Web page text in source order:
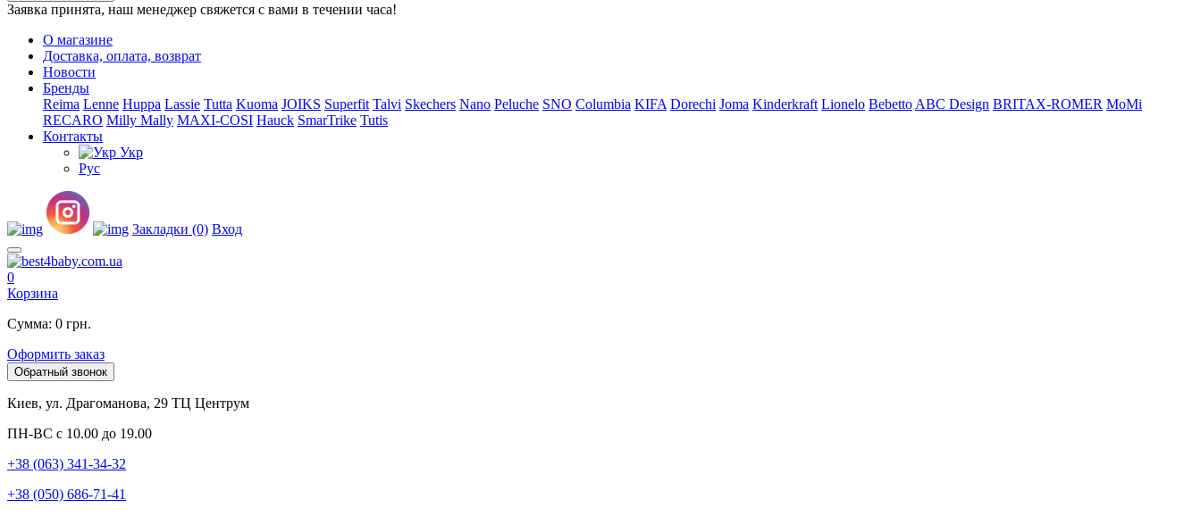
Заявка принята, наш менеджер свяжется с вами в течении часа!
О магазине
Доставка, оплата, возврат
Новости
Бренды
Reima Lenne Huppa Lassie Tutta Kuoma JOIKS Superfit Talvi Skechers Nano Peluche SNO Columbia KIFA Dorechi Joma Kinderkraft Lionelo Bebetto ABC Design BRITAX-ROMER MoMi
RECARO Milly Mally MAXI-COSI Hauck SmarTrike Tutis
Контакты
Укр
Рус
Закладки (0) Вход
0
Корзина
Сумма: 0 грн.
Оформить заказ
Обратный звонок
Киев, ул. Драгоманова, 29 ТЦ Центрум
ПН-ВС с 10.00 до 19.00
+38 (063) 341-34-32
+38 (050) 686-71-41